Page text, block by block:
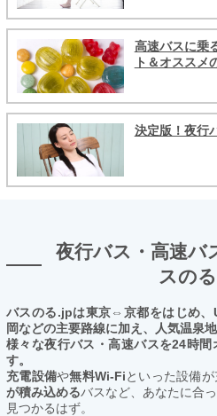
高速バスに乗
ト＆オススメ
決定版！夜行
夜行バス・高速バ
スの
バスのる.jpは東京⇔京都をはじめ、
岡などの主要路線に加え、人気温泉
様々な夜行バス・高速バスを24時間
す。
充電設備や無料Wi-Fiといった設備が
が積み込めるバスなど、あなたに合
見つかるはず。